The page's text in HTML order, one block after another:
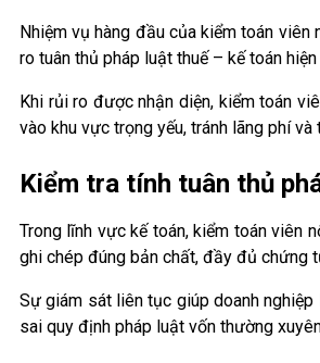
Nhiệm vụ hàng đầu của kiểm toán
ro tuân thủ pháp luật thuế – kế toán hiện
Khi rủi ro được nhận diện, kiểm toán
vào khu vực trọng yếu, tránh lãng phí
Kiểm tra tính tuân thủ
Trong lĩnh vực kế toán, kiểm toán viên
ghi chép đúng bản chất, đầy đủ chứng
Sự giám sát liên tục giúp doanh
sai quy định pháp luật vốn thường